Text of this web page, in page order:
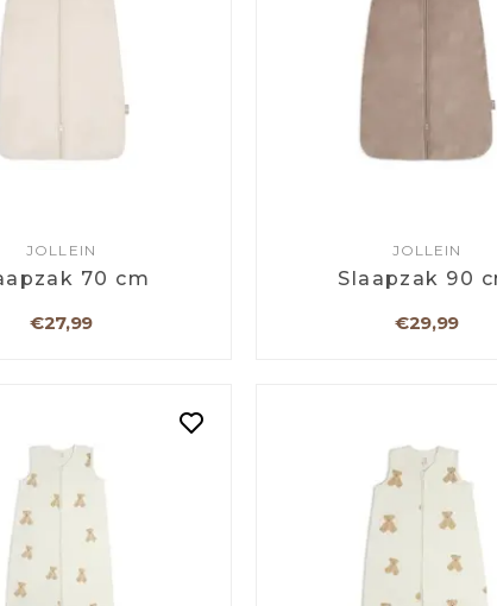
JOLLEIN
70 cm
€27,99
JOLLEIN
Slaapzak 90
€29,99